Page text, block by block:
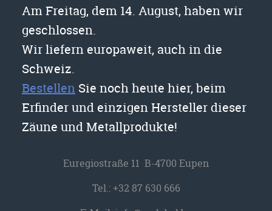
Am Freitag, dem 14. August, haben wir
geschlossen.
Wir liefern europaweit, auch in die
Schweiz.
Bestellen Sie noch heute hier, beim
Erfinder und einzigen Hersteller dieser
Zäune und Metallprodukte!
Euregiostraße 11 B-4700 Eupen
Tel.:+32 87 630 666